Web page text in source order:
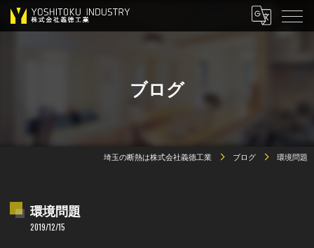
ブログ
埼玉の断熱は株式会社義德工業 ブログ 環境問題
環境問題
2019/12/15